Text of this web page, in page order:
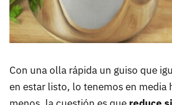
Con una olla rápida un guiso que
en estar listo, lo tenemos en media